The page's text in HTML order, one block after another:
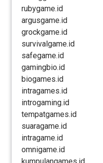
rubygame.id
argusgame.id
grockgame.id
survivalgame.id
safegame.id
gamingbio.id
biogames.id
intragames.id
introgaming.id
tempatgames.id
suaragame.id
intragame.id
omnigame.id